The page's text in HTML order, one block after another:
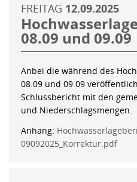
FREITAG 12.09.2025
08.09 und 09.09
Anbei die während des
08.09 und 09.09
Schlussbericht mit den
und Niederschlagsmengen.
Anhang:
09092025_Korrektur.pdf